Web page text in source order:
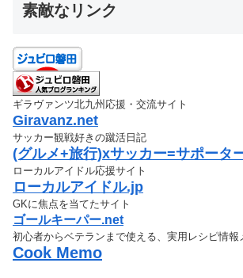
素敵なリンク
ギラヴァンツ北九州応援・交流サイト
Giravanz.net
サッカー観戦好きの蹴活日記
(グルメ+旅行)xサッカー=サポータ
ローカルアイドル応援サイト
ローカルアイドル.jp
GKに焦点を当てたサイト
ゴールキーパー.net
初心者からベテランまで使える、実用レシピ情報
Cook Memo